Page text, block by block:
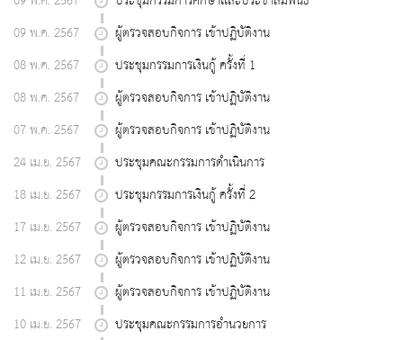
09 พ.ค. 2567
ผู้ตรวจสอบกิจการ เข้าปฏิบัติงาน
08 พ.ค. 2567
ประชุมกรรมการเงินกู้ ครั้งที่ 1
08 พ.ค. 2567
ผู้ตรวจสอบกิจการ เข้าปฏิบัติงาน
07 พ.ค. 2567
ผู้ตรวจสอบกิจการ เข้าปฏิบัติงาน
24 เม.ย. 2567
ประชุมคณะกรรมการดำเนินการ
18 เม.ย. 2567
ประชุมกรรมการเงินกู้ ครั้งที่ 2
17 เม.ย. 2567
ผู้ตรวจสอบกิจการ เข้าปฏิบัติงาน
12 เม.ย. 2567
ผู้ตรวจสอบกิจการ เข้าปฏิบัติงาน
11 เม.ย. 2567
ผู้ตรวจสอบกิจการ เข้าปฏิบัติงาน
10 เม.ย. 2567
ประชุมคณะกรรมการอำนวยการ